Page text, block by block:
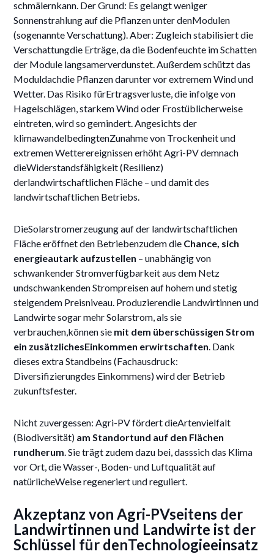
PV
5/9/2024
schmälernkann. Der Grund: Es gelangt weniger
Sonnenstrahlung auf die Pflanzen unter denModulen
(sogenannte Verschattung). Aber: Zugleich stabilisiert die
Verschattungdie Erträge, da die Bodenfeuchte im Schatten
der Module langsamerverdunstet. Außerdem schützt das
Moduldachdie Pflanzen darunter vor extremem Wind und
Wetter. Das Risiko fürErtragsverluste, die infolge von
Hagelschlägen, starkem Wind oder Frostüblicherweise
eintreten, wird so gemindert. Angesichts der
klimawandelbedingtenZunahme von Trockenheit und
extremen Wetterereignissen erhöht Agri-PV demnach
dieWiderstandsfähigkeit (Resilienz)
derlandwirtschaftlichen Fläche – und damit des
landwirtschaftlichen Betriebs.
DieSolarstromerzeugung auf der landwirtschaftlichen
Fläche eröffnet den Betriebenzudem die Chance, sich
energieautark aufzustellen – unabhängig von
schwankender Stromverfügbarkeit aus dem Netz
undschwankenden Strompreisen auf hohem und stetig
steigendem Preisniveau. Produzierendie Landwirtinnen und
Landwirte sogar mehr Solarstrom, als sie
verbrauchen,können sie mit dem überschüssigen Strom
ein zusätzlichesEinkommen erwirtschaften. Dank
dieses extra Standbeins (Fachausdruck:
Diversifizierungdes Einkommens) wird der Betrieb
zukunftsfester.
Nicht zuvergessen: Agri-PV fördert dieArtenvielfalt
(Biodiversität) am Standortund auf den Flächen
rundherum. Sie trägt zudem dazu bei, dasssich das Klima
vor Ort, die Wasser-, Boden- und Luftqualität auf
natürlicheWeise regeneriert und reguliert.
Akzeptanz von Agri-PVseitens der
Landwirtinnen und Landwirte ist der
Schlüssel für denTechnologieeinsatz